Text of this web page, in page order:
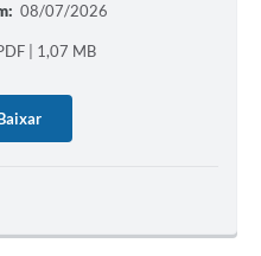
08/07/2026
| 1,07 MB